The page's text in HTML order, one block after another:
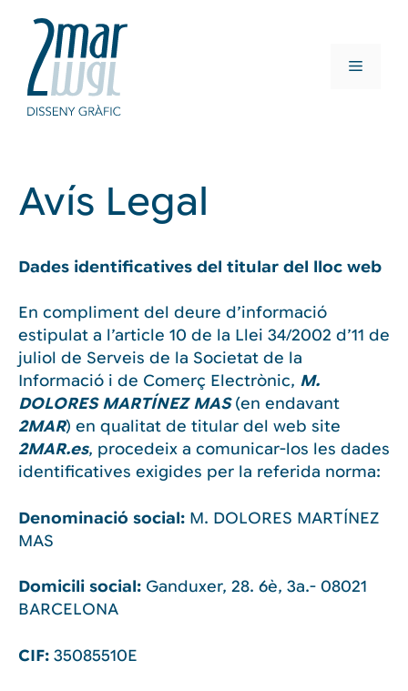
contingut
Menú
Avís Legal
Dades identificatives del titular del lloc web
En compliment del deure d’informació
estipulat a l’article 10 de la Llei 34/2002 d’11 de
juliol de Serveis de la Societat de la
Informació i de Comerç Electrònic, M.
DOLORES MARTÍNEZ MAS(en endavant
2MAR) en qualitat de titular del web site
2MAR.es, procedeix a comunicar-los les dades
identificatives exigides per la referida norma:
Denominació social: M. DOLORES MARTÍNEZ
MAS
Domicili social: Ganduxer, 28. 6è, 3a.- 08021
BARCELONA
CIF: 35085510E